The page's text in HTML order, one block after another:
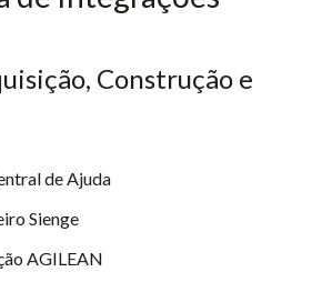
Construção e
de Ajuda
Sienge
AGILEAN